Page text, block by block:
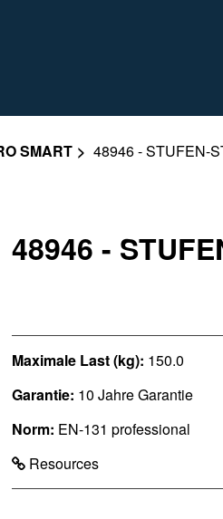
SMART 48946 - STUFEN-
48946 -
Maximale Last (kg): 150.0
Garantie: 10 Jahre Garantie
Norm: EN-131 professional
Resources